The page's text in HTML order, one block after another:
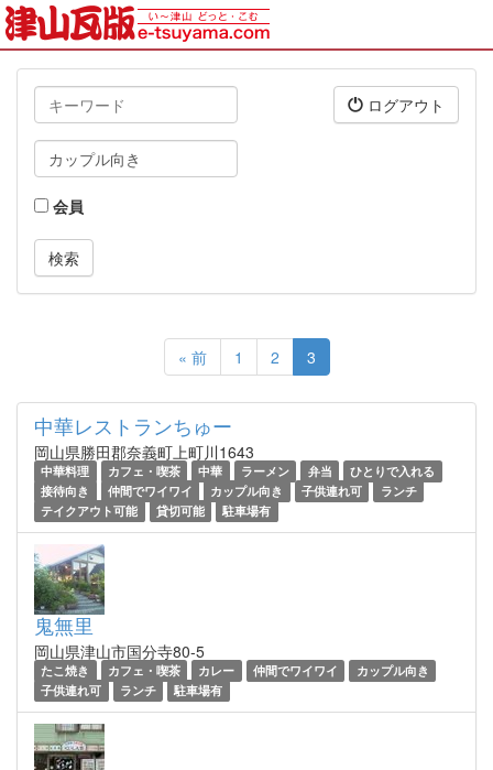
キ
ー
ワ
ド
タ
グ
会員
ログアウト
« 前 1 2 3
中華レストランちゅー
岡山県勝田郡奈義町上町川1643
中華料理 カフェ・喫茶 中華 ラーメン 弁当
ひとりで入れる
接待向き
仲間でワイワイ カップル向き 子供連れ可
ランチ
テイクアウト可能
貸切可能 駐車場有
鬼無里
岡山県津山市国分寺80-5
たこ焼き カフェ・喫茶 カレー 仲間でワイワイ
カップル向き
子供連れ可
ランチ 駐車場有